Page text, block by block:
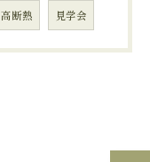
高断熱 見学会